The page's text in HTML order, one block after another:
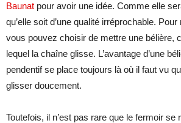
Baunat pour avoir une idée. Comme elle
qu’elle soit d’une qualité irréprochable.
vous pouvez choisir de mettre une bélière,
lequel la chaîne glisse. L’avantage d’une
pendentif se place toujours là où il faut vu
glisser doucement.
Toutefois, il n’est pas rare que le fermoir se